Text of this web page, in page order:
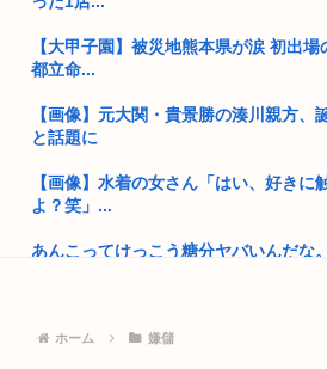
【人類滅亡】テスト中のAIの脱走が相
【画像】ナイフを持った無敵の弱者男
高市首相、出張マッサージへ
【熊本地震】厚労省「被災者に10万円
【画像】小池百合子×高市早苗
【大甲子園】被災地熊本県が涙 初出
都立命...
【画像】元大関・貴景勝の湊川親方、
と話題に
【画像】水着の女さん「はい、好きに
よ？笑」...
あんこってけっこう糖分ヤバいんだな
ホーム 嫌儲